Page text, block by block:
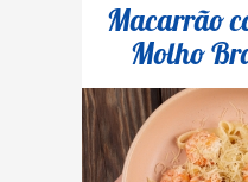
Macarrão
Molho